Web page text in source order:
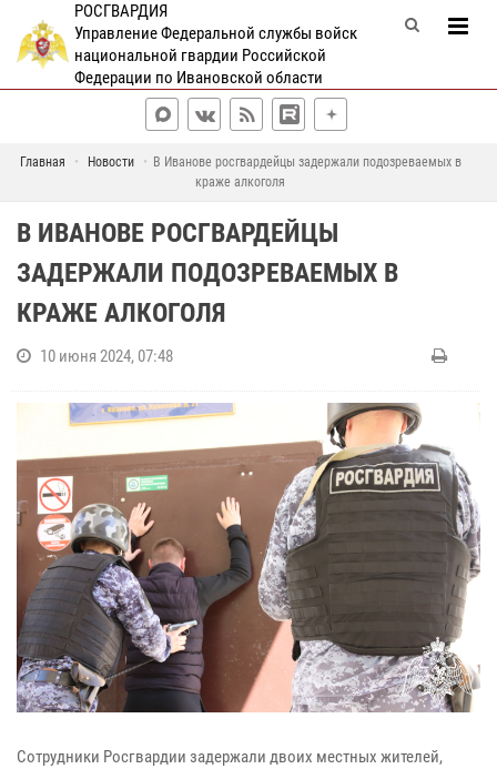
РОСГВАРДИЯ
Управление Федеральной службы войск
национальной гвардии Российской
Федерации по Ивановской области
Главная Новости
В Иванове росгвардейцы задержали подозреваемых в
краже алкоголя
В ИВАНОВЕ РОСГВАРДЕЙЦЫ
ЗАДЕРЖАЛИ ПОДОЗРЕВАЕМЫХ В
КРАЖЕ АЛКОГОЛЯ
10 июня 2024, 07:48
Сотрудники Росгвардии задержали двоих местных жителей,